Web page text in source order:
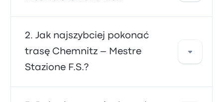
Skorzystaj z linii autobus lub pociąg, które
oferują bezpośredni przejazd do miejsca
docelowego. Alternatywnie możesz wziąć
taksówkę lub skorzystać z usługi
Jak najszybciej pokonać
trasę Chemnitz – Mestre
Stazione F.S.?